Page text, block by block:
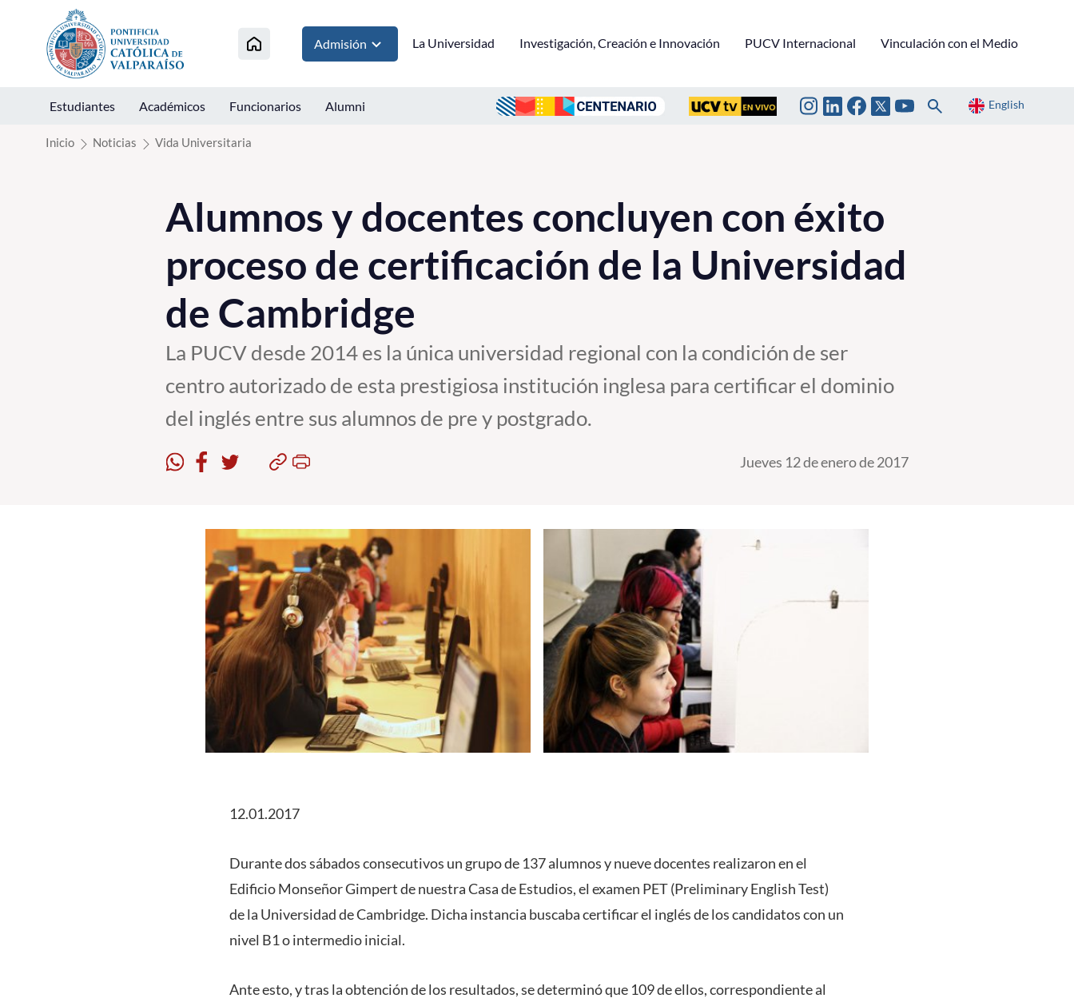
Click acá para ir directamente al contenido
Admisión La Universidad Investigación, Creación e Innovación PUCV Internacional Vinculación con el Medio
Estudiantes Académicos Funcionarios Alumni English
Inicio Noticias Vida Universitaria
Alumnos y docentes concluyen con éxito
proceso de certificación de la Universidad
de Cambridge
La PUCV desde 2014 es la única universidad regional con la condición de ser
centro autorizado de esta prestigiosa institución inglesa para certificar el dominio
del inglés entre sus alumnos de pre y postgrado.
Jueves 12 de enero de 2017
12.01.2017
Durante dos sábados consecutivos un grupo de 137 alumnos y nueve docentes realizaron en el
Edificio Monseñor Gimpert de nuestra Casa de Estudios, el examen PET (Preliminary English Test)
de la Universidad de Cambridge. Dicha instancia buscaba certificar el inglés de los candidatos con un
nivel B1 o intermedio inicial.
Ante esto, y tras la obtención de los resultados, se determinó que 109 de ellos, correspondiente al